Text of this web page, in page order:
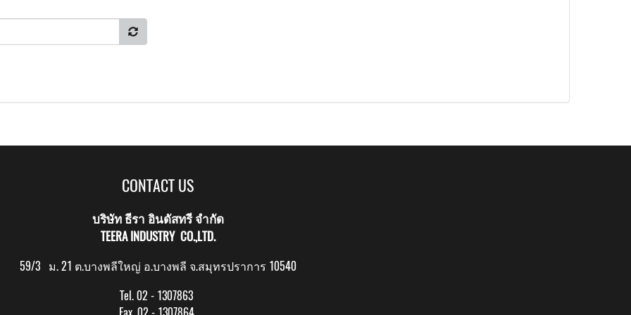
CONTACT US
บริษัท ธีรา อินดัสทรี จำกัด
TEERA INDUSTRY CO.,LTD.
59/3 ม. 21 ต.บางพลีใหญ่ อ.บางพลี จ.สมุทรปราการ 10540
Tel. 02 - 1307863